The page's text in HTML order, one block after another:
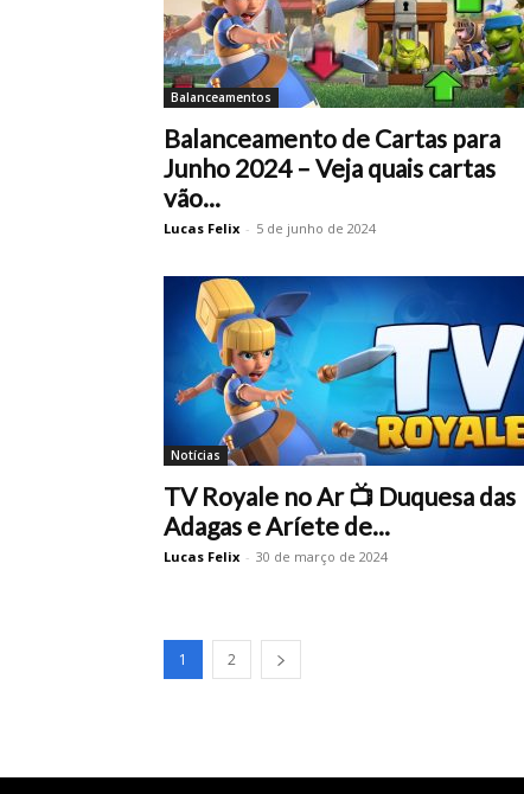
Balanceamentos
Balanceamento de Cartas para
Junho 2024 – Veja quais cartas
vão...
Lucas Felix - 5 de junho de 2024
Notícias
TV Royale no Ar 📺 Duquesa das
Adagas e Aríete de...
Lucas Felix - 30 de março de 2024
1 2